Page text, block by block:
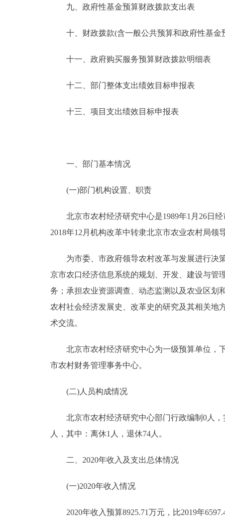
九、政府性基金预算财政拨款支出表
十、财政拨款(含一般公共预算和政府性基金
十一、政府购买服务预算财政拨款明细表
十二、部门整体支出绩效目标申报表
十三、项目支出绩效目标申报表
一、部门基本情况
(一)部门机构设置、职责
北京市农村经济研究中心是1989年1月26日经
2018年12月机构改革中转隶北京市农业农村局
为市委、市政府领导农村改革与发展进行决策
京市农口经济信息系统的规划、开发、建设与管
务；承担农业资源调查、动态监测以及农业区划
农村社会经济发展史、改革史的研究及其相关地
术交流。
北京市农村经济研究中心为一级预算单位，下
市农村财务管理事务中心。
(二)人员构成情况
北京市农村经济研究中心部门行政编制0人，
人，其中：离休1人，退休74人。
二、2020年收入及支出总体情况
(一)2020年收入情况
2020年收入预算8925.71万元，比2019年